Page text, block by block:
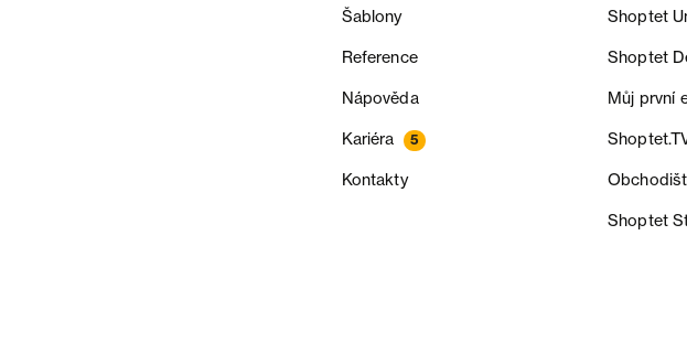
Šablony
Reference
Nápověda
Kariéra 5
Kontakty
Shoptet
Shoptet
Můj první
Shoptet